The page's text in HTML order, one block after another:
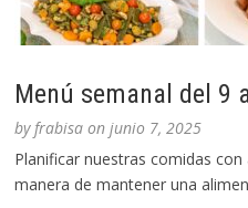
Menú semanal del 9
byfrabisa onjunio 7, 2025
Planificar nuestras comidas
manera de mantener una